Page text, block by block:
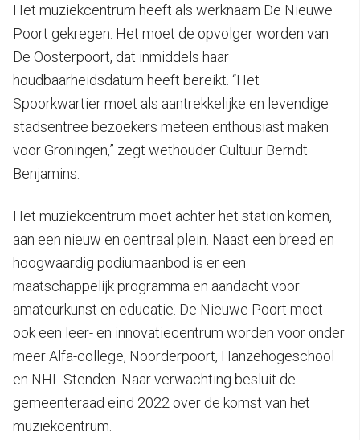
Het muziekcentrum heeft als werknaam De Nieuwe
Poort gekregen. Het moet de opvolger worden van
De Oosterpoort, dat inmiddels haar
houdbaarheidsdatum heeft bereikt. “Het
Spoorkwartier moet als aantrekkelijke en levendige
stadsentree bezoekers meteen enthousiast maken
voor Groningen,” zegt wethouder Cultuur Berndt
Benjamins.
Het muziekcentrum moet achter het station komen,
aan een nieuw en centraal plein. Naast een breed en
hoogwaardig podiumaanbod is er een
maatschappelijk programma en aandacht voor
amateurkunst en educatie. De Nieuwe Poort moet
ook een leer- en innovatiecentrum worden voor onder
meer Alfa-college, Noorderpoort, Hanzehogeschool
en NHL Stenden. Naar verwachting besluit de
gemeenteraad eind 2022 over de komst van het
muziekcentrum.